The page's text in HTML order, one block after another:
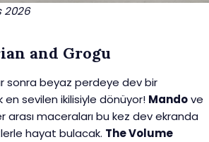
2026
and Grogu
sonra beyaz perdeye dev bir
sevilen ikilisiyle dönüyor! Mandove
arası maceraları bu kez dev ekranda
hayat bulacak. The Volume